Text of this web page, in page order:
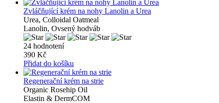
Zvláčňující krém na nohy Lanolin a Urea
Urea, Colloidal Oatmeal
Lanolin, Ovsený hodváb
24 hodnotení
390 Kč
Přidat do košíku
Regenerační krém na strie
Organic Rosehip Oil
Elastin & DermCOM